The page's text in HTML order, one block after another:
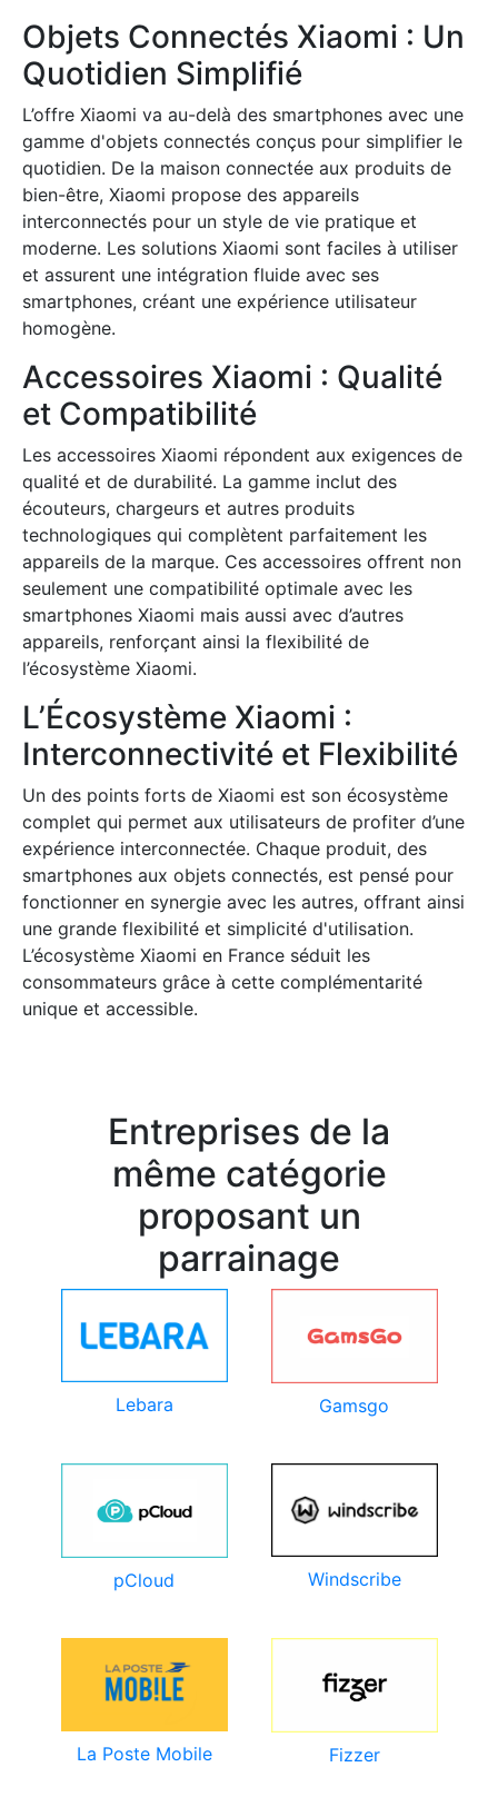
Objets Connectés Xiaomi : Un
Quotidien Simplifié
L’offre Xiaomi va au-delà des smartphones avec une
gamme d'objets connectés conçus pour simplifier le
quotidien. De la maison connectée aux produits de
bien-être, Xiaomi propose des appareils
interconnectés pour un style de vie pratique et
moderne. Les solutions Xiaomi sont faciles à utiliser
et assurent une intégration fluide avec ses
smartphones, créant une expérience utilisateur
homogène.
Accessoires Xiaomi : Qualité
et Compatibilité
Les accessoires Xiaomi répondent aux exigences de
qualité et de durabilité. La gamme inclut des
écouteurs, chargeurs et autres produits
technologiques qui complètent parfaitement les
appareils de la marque. Ces accessoires offrent non
seulement une compatibilité optimale avec les
smartphones Xiaomi mais aussi avec d’autres
appareils, renforçant ainsi la flexibilité de
l’écosystème Xiaomi.
L’Écosystème Xiaomi :
Interconnectivité et Flexibilité
Un des points forts de Xiaomi est son écosystème
complet qui permet aux utilisateurs de profiter d’une
expérience interconnectée. Chaque produit, des
smartphones aux objets connectés, est pensé pour
fonctionner en synergie avec les autres, offrant ainsi
une grande flexibilité et simplicité d'utilisation.
L’écosystème Xiaomi en France séduit les
consommateurs grâce à cette complémentarité
unique et accessible.
Entreprises de la
même catégorie
proposant un
parrainage
Lebara Gamsgo
pCloud Windscribe
La Poste Mobile Fizzer